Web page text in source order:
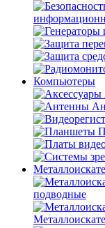
Компьютеры
подводные